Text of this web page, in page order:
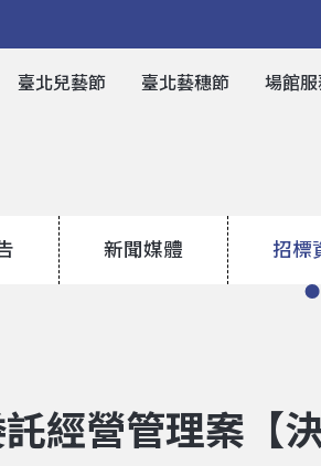
臺北兒藝節 臺北藝穗節 場館服
新聞媒體 招標
經營管理案【決